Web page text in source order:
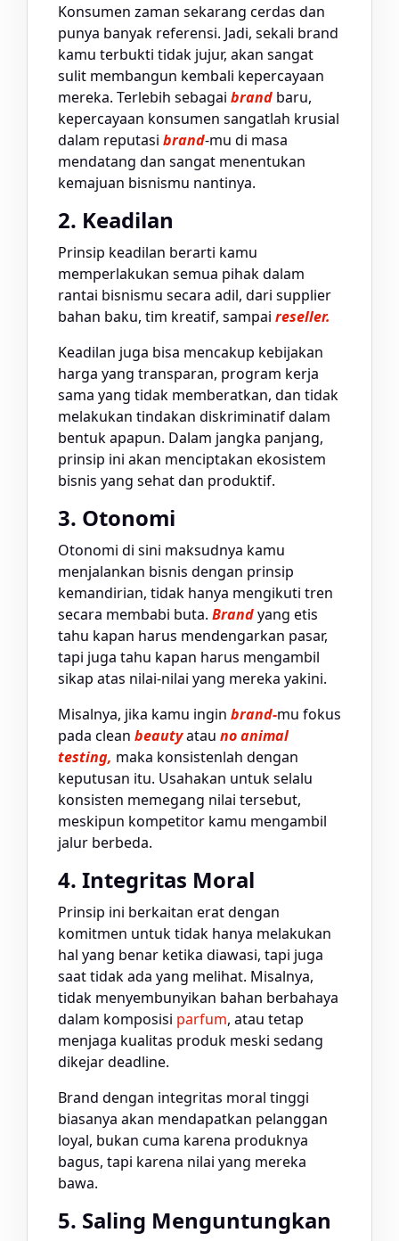
Konsumen zaman sekarang cerdas dan
punya banyak referensi. Jadi, sekali brand
kamu terbukti tidak jujur, akan sangat
sulit membangun kembali kepercayaan
mereka. Terlebih sebagai brand baru,
kepercayaan konsumen sangatlah krusial
dalam reputasi brand-mu di masa
mendatang dan sangat menentukan
kemajuan bisnismu nantinya.
2. Keadilan
Prinsip keadilan berarti kamu
memperlakukan semua pihak dalam
rantai bisnismu secara adil, dari supplier
bahan baku, tim kreatif, sampai reseller.
Keadilan juga bisa mencakup kebijakan
harga yang transparan, program kerja
sama yang tidak memberatkan, dan tidak
melakukan tindakan diskriminatif dalam
bentuk apapun. Dalam jangka panjang,
prinsip ini akan menciptakan ekosistem
bisnis yang sehat dan produktif.
3. Otonomi
Otonomi di sini maksudnya kamu
menjalankan bisnis dengan prinsip
kemandirian, tidak hanya mengikuti tren
secara membabi buta. Brandyang etis
tahu kapan harus mendengarkan pasar,
tapi juga tahu kapan harus mengambil
sikap atas nilai-nilai yang mereka yakini.
Misalnya, jika kamu ingin brand-mu fokus
pada clean beautyatau no animal
testing, maka konsistenlah dengan
keputusan itu. Usahakan untuk selalu
konsisten memegang nilai tersebut,
meskipun kompetitor kamu mengambil
jalur berbeda.
4. Integritas Moral
Prinsip ini berkaitan erat dengan
komitmen untuk tidak hanya melakukan
hal yang benar ketika diawasi, tapi juga
saat tidak ada yang melihat. Misalnya,
tidak menyembunyikan bahan berbahaya
dalam komposisi parfum, atau tetap
menjaga kualitas produk meski sedang
dikejar deadline.
Brand dengan integritas moral tinggi
biasanya akan mendapatkan pelanggan
loyal, bukan cuma karena produknya
bagus, tapi karena nilai yang mereka
bawa.
5. Saling Menguntungkan